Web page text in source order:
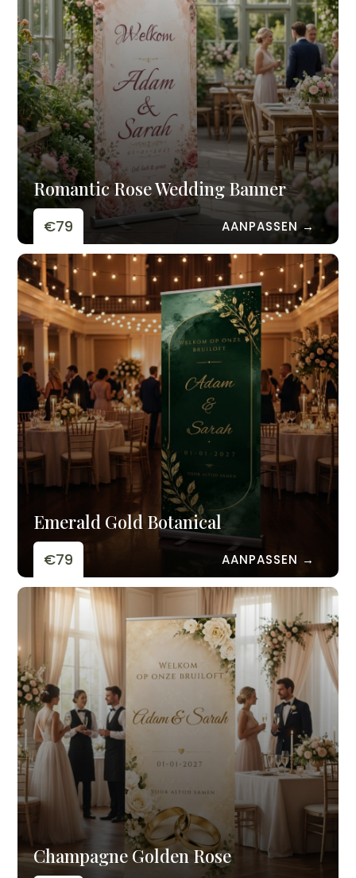
Romantic Rose Wedding Banner
€79 AANPASSEN →
Emerald Gold Botanical
€79 AANPASSEN →
Champagne Golden Rose